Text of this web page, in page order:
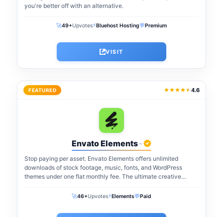
you're better off with an alternative.
🚀49+Upvotes⚡Bluehost Hosting💬Premium
VISIT
FEATURED 4.6
Envato Elements-
Stop paying per asset. Envato Elements offers unlimited
downloads of stock footage, music, fonts, and WordPress
themes under one flat monthly fee. The ultimate creative
🚀46+Upvotes⚡Elements💬Paid